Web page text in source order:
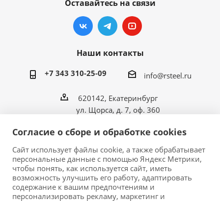
Оставайтесь на связи
Наши контакты
+7 343 310-25-09 info@rsteel.ru
620142, Екатеринбург
ул. Щорса, д. 7, оф. 360
2026 © ООО «Риал Стил» • Производитель
металлической мебели в Екатеринбурге.
Обращаем ваше внимание на то, что данный сайт
носит исключительно информационный характер и ни
Согласие о сборе и обработке cookies
Сайт использует файлы cookie, а также обрабатывает
персональные данные с помощью Яндекс Метрики,
чтобы понять, как используется сайт, иметь
возможность улучшить его работу, адаптировать
содержание к вашим предпочтениям и
персонализировать рекламу, маркетинг и